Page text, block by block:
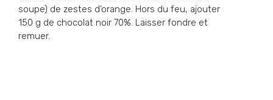
soupe) de zestes d’orange. Hors du feu, ajouter
150 g de chocolat noir 70%. Laisser fondre et
remuer.